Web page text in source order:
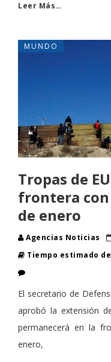
Leer Más…
MUNDO
Tropas de
frontera
de enero
Agencias Noticias
Tiempo estimado
El secretario de
aprobó la extensión
permanecerá en la
enero,